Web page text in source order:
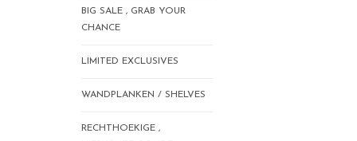
BIG SALE , GRAB YOUR
CHANCE
LIMITED EXCLUSIVES
WANDPLANKEN / SHELVES
RECHTHOEKIGE ,